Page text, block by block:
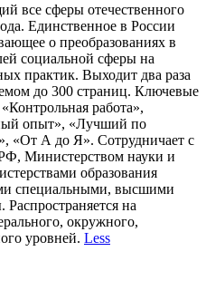
все сферы отечественного
Единственное в России
о преобразованиях в
социальной сферы на
практик. Выходит два раза
до 300 страниц. Ключевые
работа»,
опыт», «Лучший по
«От А до Я». Сотрудничает с
Министерством науки и
образования
специальными, высшими
на
окружного,
уровней. Less